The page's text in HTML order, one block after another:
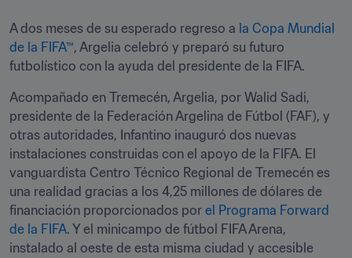
A dos meses de su esperado regreso a la Copa Mundial
de la FIFA™, Argelia celebró y preparó su futuro
futbolístico con la ayuda del presidente de la FIFA.
Acompañado en Tremecén, Argelia, por Walid Sadi,
presidente de la Federación Argelina de Fútbol (FAF), y
otras autoridades, Infantino inauguró dos nuevas
instalaciones construidas con el apoyo de la FIFA. El
vanguardista Centro Técnico Regional de Tremecén es
una realidad gracias a los 4,25 millones de dólares de
financiación proporcionados por el Programa Forward
de la FIFA. Y el minicampo de fútbol FIFA Arena,
instalado al oeste de esta misma ciudad y accesible